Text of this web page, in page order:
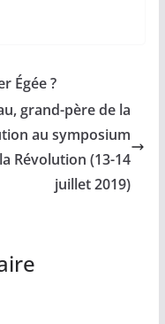
Égée ?
grand-père de la
au symposium
Révolution (13-14
juillet 2019)